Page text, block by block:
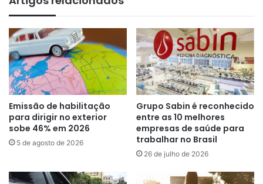
Emissão de habilitação
para dirigir no exterior
sobe 46% em 2026
5 de agosto de 2026
Grupo Sabin é reconhecido
entre as 10 melhores
empresas de saúde para
trabalhar no Brasil
26 de julho de 2026